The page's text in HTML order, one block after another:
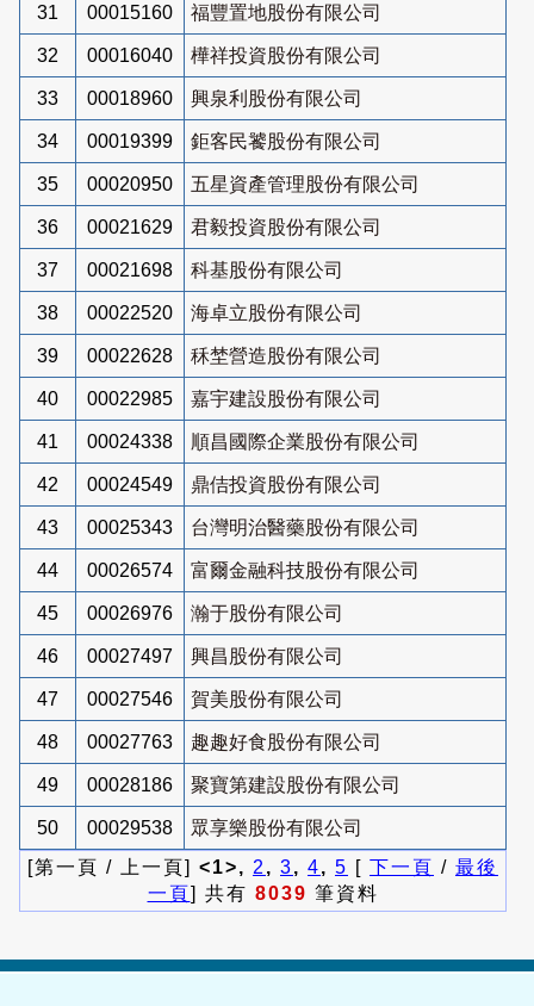
31 00015160 福豐置地股份有限公司
32 00016040 樺祥投資股份有限公司
33 00018960 興泉利股份有限公司
34 00019399 鉅客民饕股份有限公司
35 00020950 五星資產管理股份有限公司
36 00021629 君毅投資股份有限公司
37 00021698 科基股份有限公司
38 00022520 海卓立股份有限公司
39 00022628 秝埜營造股份有限公司
40 00022985 嘉宇建設股份有限公司
41 00024338 順昌國際企業股份有限公司
42 00024549 鼎佶投資股份有限公司
43 00025343 台灣明治醫藥股份有限公司
44 00026574 富爾金融科技股份有限公司
45 00026976 瀚于股份有限公司
46 00027497 興昌股份有限公司
47 00027546 賀美股份有限公司
48 00027763 趣趣好食股份有限公司
49 00028186 聚寶第建設股份有限公司
50 00029538
眾享樂股份有限公司
[第一頁 / 上一頁] <1>, 2 , 3, 4, 5 [ 下一頁 / 最後
一頁] 共有 8039 筆資料